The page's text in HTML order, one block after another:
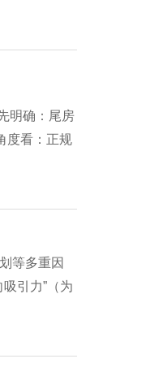
明确：尾房
度看：正规
等多重因
引力”（为